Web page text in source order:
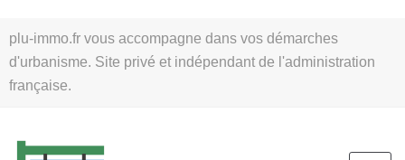
plu-immo.fr vous accompagne dans vos démarches
d'urbanisme. Site privé et indépendant de l'administration
française.
au
contenu